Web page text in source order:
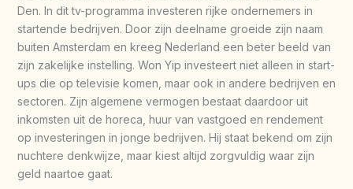
Den. In dit tv-programma investeren rijke ondernemers in
startende bedrijven. Door zijn deelname groeide zijn naam
buiten Amsterdam en kreeg Nederland een beter beeld van
zijn zakelijke instelling. Won Yip investeert niet alleen in start-
ups die op televisie komen, maar ook in andere bedrijven en
sectoren. Zijn algemene vermogen bestaat daardoor uit
inkomsten uit de horeca, huur van vastgoed en rendement
op investeringen in jonge bedrijven. Hij staat bekend om zijn
nuchtere denkwijze, maar kiest altijd zorgvuldig waar zijn
geld naartoe gaat.